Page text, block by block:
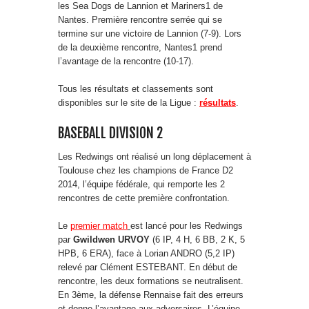
les Sea Dogs de Lannion et Mariners1 de
Nantes. Première rencontre serrée qui se
termine sur une victoire de Lannion (7-9). Lors
de la deuxième rencontre, Nantes1 prend
l’avantage de la rencontre (10-17).
Tous les résultats et classements sont
disponibles sur le site de la Ligue : résultats.
BASEBALL DIVISION 2
Les Redwings ont réalisé un long déplacement à
Toulouse chez les champions de France D2
2014, l’équipe fédérale, qui remporte les 2
rencontres de cette première confrontation.
Le premier match est lancé pour les Redwings
par Gwildwen URVOY (6 IP, 4 H, 6 BB, 2 K, 5
HPB, 6 ERA), face à Lorian ANDRO (5,2 IP)
relevé par Clément ESTEBANT. En début de
rencontre, les deux formations se neutralisent.
En 3ème, la défense Rennaise fait des erreurs